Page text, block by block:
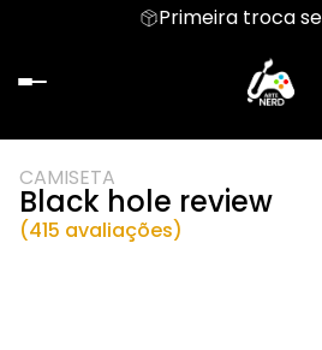
Primeira troca
CAMISETA
Black hole review
(415 avaliações)